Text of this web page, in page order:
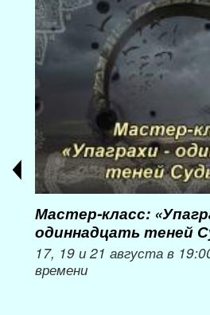
Мастер-класс:
одиннадцать теней
17, 19 и 21 августа в
времени